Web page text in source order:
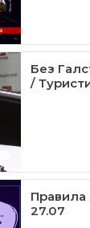
Без
/
27.07